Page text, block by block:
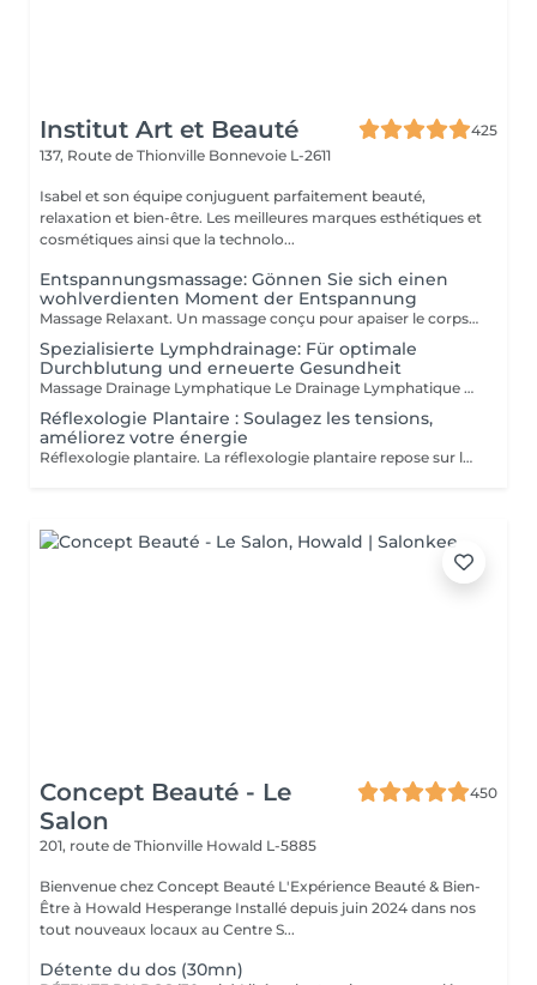
Institut Art et Beauté
425
137, Route de Thionville Bonnevoie L-2611
Isabel et son équipe conjuguent parfaitement beauté,
relaxation et bien-être. Les meilleures marques esthétiques et
cosmétiques ainsi que la technolo...
Entspannungsmassage: Gönnen Sie sich einen
wohlverdienten Moment der Entspannung
Massage Relaxant. Un massage conçu pour apaiser le corps et l'esprit, soulager les tensions et vous offrir un moment de pure détente pour homme et femme, Détente Musculaire : Les mouvements doux et enveloppants relâchent les tensions accumulées, offrant une sensation de légèreté et de bien-être physique. Revitalisation de l'Esprit : Un massage relaxant aide à clarifier les pensées et à retrouver une paix intérieure, indispensable pour affronter le quotidien avec sérénité. Réduction du Stress : Les massages relaxants permettent de diminuer les niveaux de stress en induisant une profonde relaxation et en équilibrant les émotions. Amélioration du Sommeil : En relaxant les muscles et en calmant l'esprit, ces massages favorisent un sommeil réparateur et de meilleure qualité. Praticiennes Qualifiées : Sont spécialisés dans les techniques de relaxation pour vous offrir une expérience relaxante. Ambiance Apaisante : Profitez d'un environnement calme idéal pour une évasion . Adapté à Tous : Que vous soyez un homme ou une femme, nos massages sont personnalisés pour répondre à vos besoins spécifiques. Accordez-vous un moment de paix et de détente car personne ne le mérite plus que vous.
Spezialisierte Lymphdrainage: Für optimale
Durchblutung und erneuerte Gesundheit
Massage Drainage Lymphatique Le Drainage Lymphatique Manuel c'est une technique de massage douce visant à réduire la rétention d'eau, stimuler la circulation lymphatique et détoxifier le corps. Il aide à diminuer la cellulite, remodeler le corps et renforcer le système immunitaire. Les Bienfaits Réduction de la Rétention d'Eau : Soulage les gonflements et favorise un fonctionnement corporel équilibré. Stimulation de la Circulation Lymphatique : Aide à éliminer les déchets et toxines. Détoxification : Contribue à un système immunitaire plus sain. Réduction de la Cellulite : Lisse et tonifie la peau. Remodelage du Corps : Améliore l'apparence générale. Soulagement Post-Opératoire : Réduit l'dème et accélère la guérison. Soulagement des Jambes Lourdes : Réduit la sensation de lourdeur et de fatigue dans les jambes. La Technique Le DLM utilise des mouvements légers et rythmiques, appliqués en direction du cur pour encourager le drainage lymphatique. C'est une méthode non invasive, relaxante et efficace. Indications Le DLM est recommandé pour : Gonflements et dèmes Cellulite Gonflements post-opératoires Jambes lourdes et fatiguées Fatigue chronique Système immunitaire affaibli Besoins de détoxification Nos praticiennes diplomées: Carla Fatima Lisete Marie Francesca Offrez-vous un moment de purification et de légèreté, car personne ne mérite plus de prendre soin de son corps que vous
Réflexologie Plantaire : Soulagez les tensions,
améliorez votre énergie
Réflexologie plantaire. La réflexologie plantaire repose sur le principe que les pieds sont une représentation miniature du corps humain. Chaque terminaison nerveuse correspond à un organe ou une partie de l'organisme. Lorsqu'un organe fonctionne mal, la circulation de l'énergie vitale est entravée, ce qui se répercute au niveau des pieds. Objectifs de la Réflexologie Plantaire La réflexologie vise à stimuler les capacités d'autorégulation du corps. La pression dynamique exercée sur une zone spécifique (zone réflexe) provoque un effet thérapeutique sur l'organe correspondant. Indications Thérapeutiques La réflexologie est indiquée pour les troubles fonctionnels tels que : Gestion du stress Maux de dos Troubles digestifs Migraines Troubles du sommeil Sinusite Douleurs Estheticienne Formée Marie
Concept Beauté - Le
Salon
450
201, route de Thionville Howald L-5885
Bienvenue chez Concept Beauté L'Expérience Beauté & Bien-
Être à Howald Hesperange Installé depuis juin 2024 dans nos
tout nouveaux locaux au Centre S...
Détente du dos (30mn)